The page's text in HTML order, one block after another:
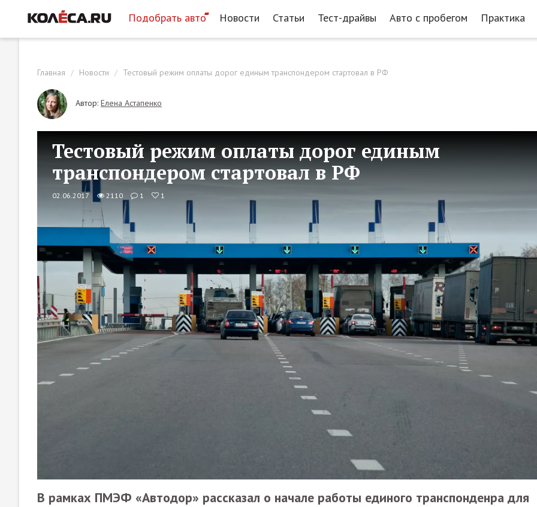
Подобрать авто Новости Статьи Тест-драйвы Авто с пробегом Практика
Главная Новости Тестовый режим оплаты дорог единым транспондером стартовал в РФ
Автор: Елена Астапенко
Тестовый режим оплаты дорог единым
транспондером стартовал в РФ
02.06.2017 2110 1 1
В рамках ПМЭФ «Автодор» рассказал о начале работы единого транспонденра для